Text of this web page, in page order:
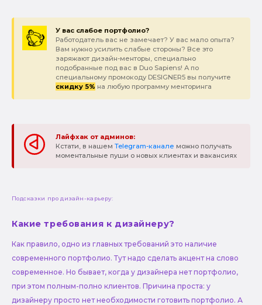
У вас слабое портфолио?
Работодатель вас не замечает? У вас мало опыта?
Вам нужно усилить слабые стороны? Все это
заряжают дизайн-менторы, специально
подобранные под вас в Duo Sapiens! А по
специальному промокоду DESIGNER5 вы получите
скидку 5% на любую программу менторинга
Лайфхак от админов:
Кстати, в нашем Telegram-канале можно получать
моментальные пуши о новых клиентах и вакансиях
Подсказки про дизайн-карьеру:
Какие требования к дизайнеру?
Как правило, одно из главных требований это наличие
современного портфолио. Тут надо сделать акцент на слово
современное. Но бывает, когда у дизайнера нет портфолио,
при этом полным-полно клиентов. Причина проста: у
дизайнеру просто нет необходимости готовить портфолио. А